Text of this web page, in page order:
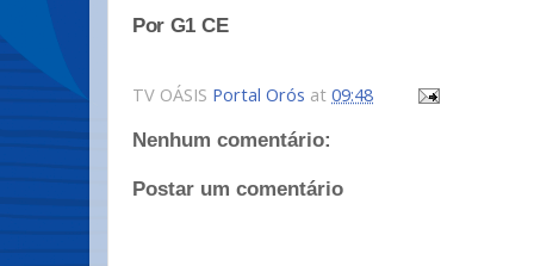
Por G1 CE
TV OÁSIS Portal Orós at 09:48
Nenhum comentário:
Postar um comentário